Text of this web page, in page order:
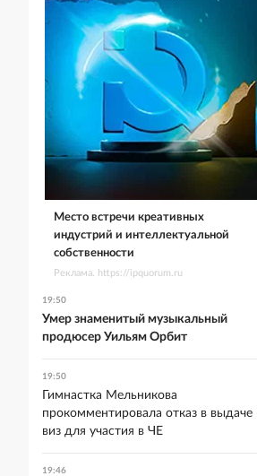
Место встречи креативных
индустрий и интеллектуальной
собственности
Реклама. https://ipquorum.ru
19:50
Умер знаменитый музыкальный
продюсер Уильям Орбит
19:50
Гимнастка Мельникова
прокомментировала отказ в выдаче
виз для участия в ЧЕ
19:46